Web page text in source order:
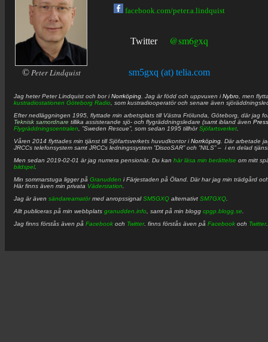
© Peter Lindquist
facebook.com/peter.a.lindquist
Twitter @sm6gxq
sm5gxq (at) telia.com
Jag heterPeter Lindquist och bor iNorrköping . Jag är född och uppvuxen iNybro , men
kustradiostationen Göteborg Radio , som kustradiooperatör och senare även
Efter nedläggningen 1995, flyttade min arbetsplats till Västra Frölunda, Göteborg, där jag
Teknisk samordnare tillika assisterande sjö- och flygräddningsledare (samt ibland även
Flygräddningscentralen , ”Sweden Rescue”, som sedan 1995 tillhörSjöfartsverket
Våren 2014 flyttades min tjänst till Sjöfartsverkets huvudkontor iNorrköping . Där arbetade
JRCCs telefonsystem samt JRCCs ledningssystem ”DiscoSAR” och ”NILS” – i en delad
Men sedan 2019-02-01 är jag numera pensionär. Du kan här läsa min berättelse om mitt
bildspel.
Min sommarstuga ligger på Granudden i Färjestaden på Öland. Där har jag min trädgård
Här finns även min privata Väderstation
Jag är även sändareamatörmed anropssignalSM5GXQ alternativt SM7GXQ
Allt publiceras på min webbplats granudden.info , samt på min blogg cpgp.blogg.se
Jag finns förstås även på Facebook och Twitter. finns förstås även på Facebook och Twitter.